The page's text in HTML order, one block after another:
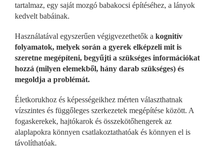
tartalmaz, egy saját mozgó babakocsi építéséhez, a lányok
kedvelt babáinak.
Használatával egyszerűen végigvezethetők a kognitív
folyamatok, melyek során a gyerek elképzeli mit is
szeretne megépíteni, begyűjti a szükséges információkat
hozzá (milyen elemekből, hány darab szükséges) és
megoldja a problémát.
Életkorukhoz és képességeikhez mérten választhatnak
vízszintes és függőleges szerkezetek megépítése között. A
fogaskerekek, hajtókarok és összekötőhengerek az
alaplapokra könnyen csatlakoztathatóak és könnyen el is
távolíthatóak.